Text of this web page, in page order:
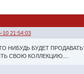
10 21:54:03
НИБУДЬ БУДЕТ
СВОЮ КОЛЛЕКЦИЮ....